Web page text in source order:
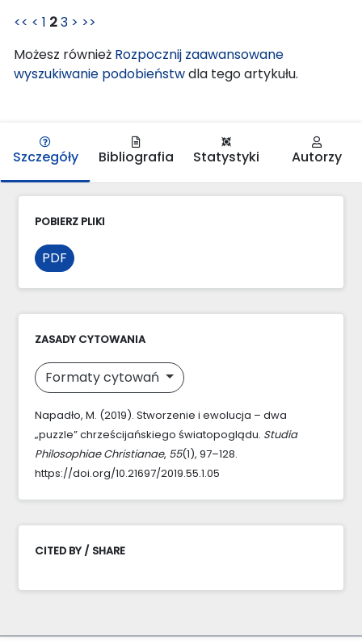
<< < 1 23 > >>
Możesz również Rozpocznij zaawansowane
wyszukiwanie podobieństwdla tego artykułu.
Szczegóły Bibliografia Statystyki Autorzy
POBIERZ PLIKI
PDF
ZASADY CYTOWANIA
Formaty cytowań
Napadło, M. (2019). Stworzenie i ewolucja – dwa
„puzzle” chrześcijańskiego światopoglądu. Studia
Philosophiae Christianae, 55(1), 97–128.
https://doi.org/10.21697/2019.55.1.05
CITED BY / SHARE